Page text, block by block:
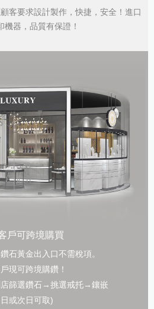
客要求設計製作，快捷，安全！進口
機器，品質有保證！
戶可跨境購買
石黃金出入口不需稅項。
現可跨境購鑽！
篩選鑽石→挑選戒托→鑲嵌
或次日可取)